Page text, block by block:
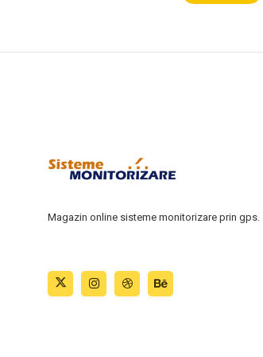
Magazin online sisteme monitorizare prin gps.